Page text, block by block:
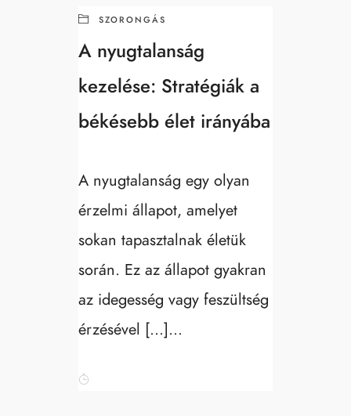
SZORONGÁS
A nyugtalanság
kezelése: Stratégiák a
békésebb élet irányába
A nyugtalanság egy olyan
érzelmi állapot, amelyet
sokan tapasztalnak életük
során. Ez az állapot gyakran
az idegesség vagy feszültség
érzésével […]...